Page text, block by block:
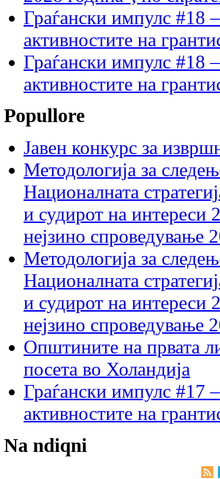
Граѓански импулс #18
активностите на
Граѓански импулс #18
активностите на
Popullore
Јавен конкурс за
Методологија за
Националната
и судирот на интереси
нејзино спроведување
Методологија за
Националната
и судирот на интереси
нејзино спроведување
Општините на првата
посета во Холандија
Граѓански импулс #17
активностите на
Na ndiqni